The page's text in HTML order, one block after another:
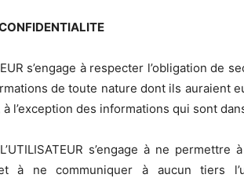
s’engage à respecter l’obligation de
de toute nature dont ils auraient
à l’exception des informations qui sont
s’engage à ne
à ne communiquer à aucun tiers